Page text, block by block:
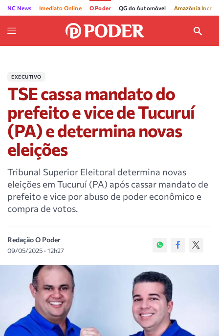
NC News Imediato Online O Poder QG do Automóvel Amazônia
EXECUTIVO
TSE cassa mandato do
prefeito e vice de Tucuruí
(PA) e determina novas
eleições
Tribunal Superior Eleitoral determina novas
eleições em Tucuruí (PA) após cassar mandato de
prefeito e vice por abuso de poder econômico e
compra de votos.
Redação O Poder
09/05/2025 - 12h27